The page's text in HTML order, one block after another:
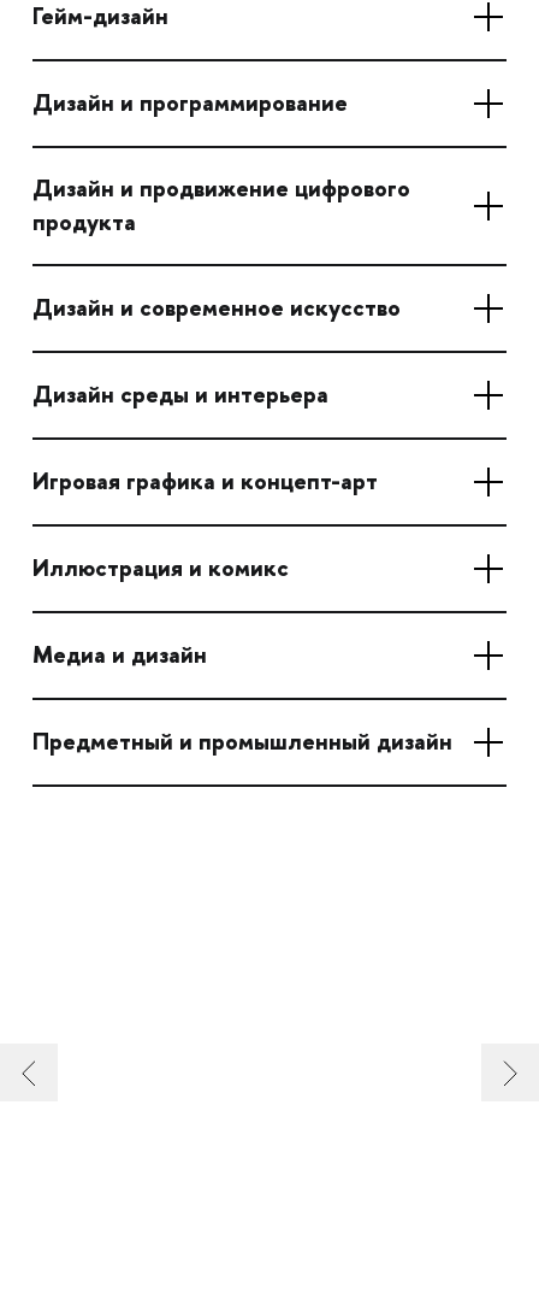
Гейм-дизайн
Дизайн и программирование
Дизайн и продвижение цифрового
продукта
Дизайн и современное искусство
Дизайн среды и интерьера
Игровая графика и концепт-арт
Иллюстрация и комикс
Медиа и дизайн
Предметный и промышленный дизайн